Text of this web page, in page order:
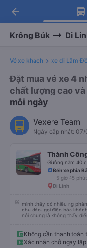
Tải
Nhận
Tải
-30k/
arrow_back
Krông Búk Di
Vé xe khách xe đi Lâm
Đặt mua vé xe 4
chất lượng cao
mỗi ngày
Vexere Team
Ngày cập nhật:
Thành
Giường nằm 40
Bến xe phía
5 giờ 45 phút
Di Linh
mình thấy có nhiều ng
chu đáo. gọi điện báo
nói chung là không thấy
Không cần thanh toán
Xác nhận chỗ ngay